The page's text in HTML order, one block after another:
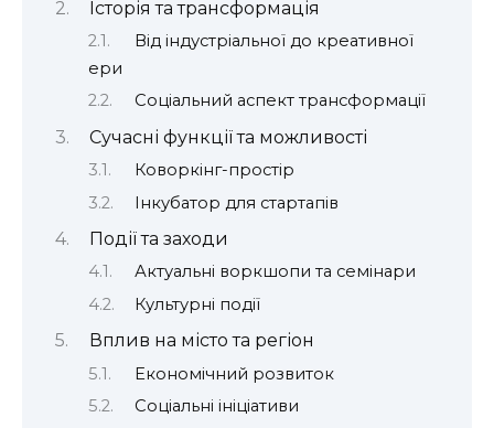
Історія та трансформація
Від індустріальної до креативної
ери
Соціальний аспект трансформації
Сучасні функції та можливості
Коворкінг-простір
Інкубатор для стартапів
Події та заходи
Актуальні воркшопи та семінари
Культурні події
Вплив на місто та регіон
Економічний розвиток
Соціальні ініціативи